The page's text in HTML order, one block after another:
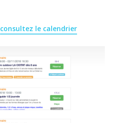
consultez le calendrier